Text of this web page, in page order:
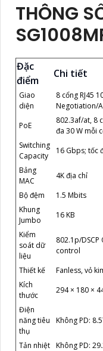
THÔNG
Đặc
điểm
Chi tiết
Giao
diện
8 cổng RJ45
Negotiation/
PoE
802.3af/at, 8
đa 30 W mỗi
Switching
Capacity
16 Gbps; tốc
Bảng
MAC
4K địa chỉ
Bộ đệm
1.5 Mbits
Khung
Jumbo
16 KB
Kiểm
soát dữ
liệu
802.1p/DSCP
control
Thiết kế
Fanless, vỏ
Kích
thước
294 × 180 ×
Điện
năng tiêu
thụ
Không PD:
Tản nhiệt Không PD: